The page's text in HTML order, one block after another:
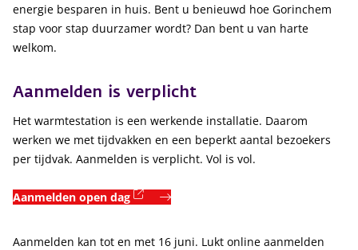
energie besparen in huis. Bent u benieuwd hoe Gorinchem
stap voor stap duurzamer wordt? Dan bent u van harte
welkom.
Aanmelden is verplicht
Het warmtestation is een werkende installatie. Daarom
werken we met tijdvakken en een beperkt aantal bezoekers
per tijdvak. Aanmelden is verplicht. Vol is vol.
Aanmelden open dag (externe link)
Aanmelden kan tot en met 16 juni. Lukt online aanmelden